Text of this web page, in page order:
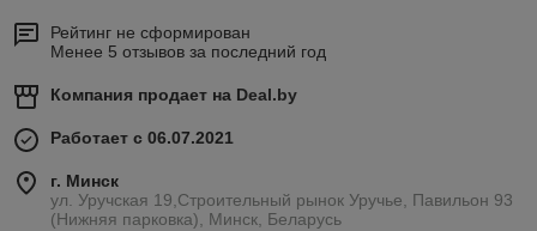
Рейтинг не сформирован
Менее 5 отзывов за последний год
Компания продает на Deal.by
Работает с 06.07.2021
г. Минск
ул. Уручская 19,Строительный рынок Уручье, Павильон 93
(Нижняя парковка), Минск, Беларусь